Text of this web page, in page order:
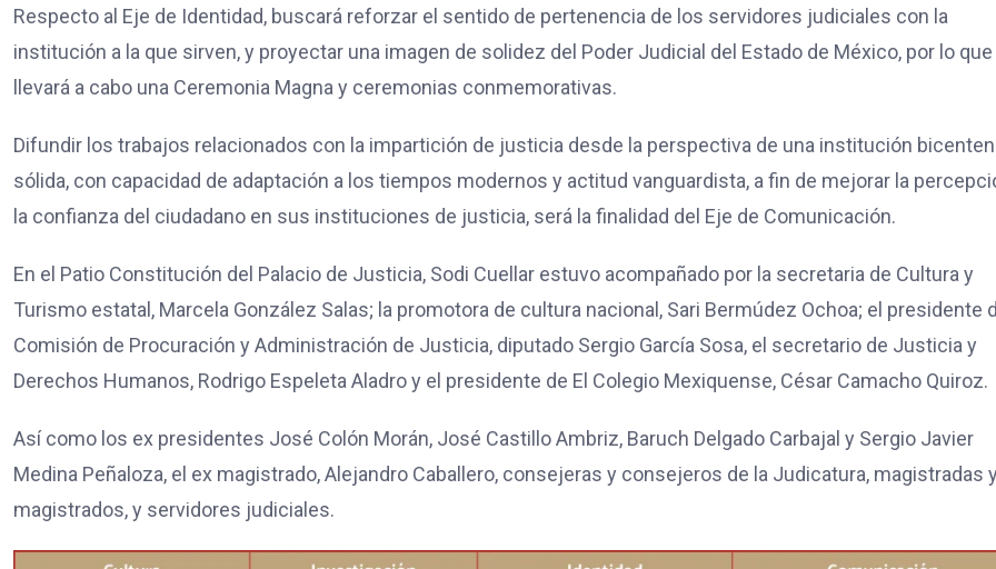
Respecto al Eje de Identidad, buscará reforzar el sentido de pertenencia de los servidores judiciales con la
institución a la que sirven, y proyectar una imagen de solidez del Poder Judicial del Estado de México, por lo
llevará a cabo una Ceremonia Magna y ceremonias conmemorativas.
Difundir los trabajos relacionados con la impartición de justicia desde la perspectiva de una institución
sólida, con capacidad de adaptación a los tiempos modernos y actitud vanguardista, a fin de mejorar la
la confianza del ciudadano en sus instituciones de justicia, será la finalidad del Eje de Comunicación.
En el Patio Constitución del Palacio de Justicia, Sodi Cuellar estuvo acompañado por la secretaria de Cultura y
Turismo estatal, Marcela González Salas; la promotora de cultura nacional, Sari Bermúdez Ochoa; el presidente
Comisión de Procuración y Administración de Justicia, diputado Sergio García Sosa, el secretario de Justicia y
Derechos Humanos, Rodrigo Espeleta Aladro y el presidente de El Colegio Mexiquense, César Camacho Quiroz.
Así como los ex presidentes José Colón Morán, José Castillo Ambriz, Baruch Delgado Carbajal y Sergio Javier
Medina Peñaloza, el ex magistrado, Alejandro Caballero, consejeras y consejeros de la Judicatura, magistradas
magistrados, y servidores judiciales.